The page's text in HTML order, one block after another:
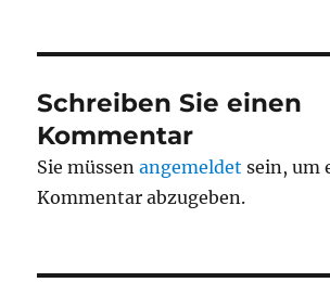
Schreiben Sie einen
Kommentar
Sie müssenangemeldet sein, um
Kommentar abzugeben.